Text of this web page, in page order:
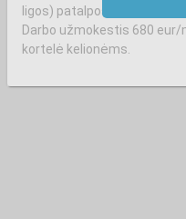
ligos) patalpos netoli Užupio
Darbo užmokestis 680
kortelė kelionėms.